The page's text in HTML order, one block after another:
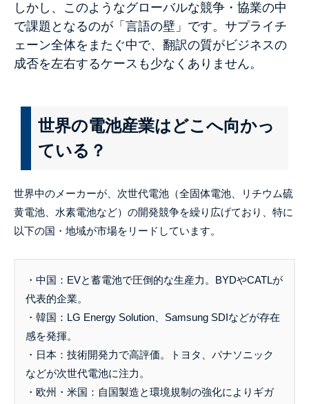
しかし、このようなグローバルな競争・協業の中
で課題となるのが「言語の壁」です。サプライチ
ェーン全体をまたぐ中で、翻訳の質がビジネスの
成否を左右するケースも少なくありません。
世界の電池産業はどこへ向かっ
ている？
世界中のメーカーが、次世代電池（全固体電池、リチウム硫
黄電池、水素電池など）の開発競争を繰り広げており、特に
以下の国・地域が市場をリードしています。
・中国：EVと蓄電池で圧倒的な生産力。BYDやCATLが
代表的企業。
・韓国：LG Energy Solution、Samsung SDIなどが存在
感を発揮。
・日本：技術開発力で高評価。トヨタ、パナソニック
などが次世代電池に注力。
・欧州・米国：自国製造と環境規制の強化によりギガ